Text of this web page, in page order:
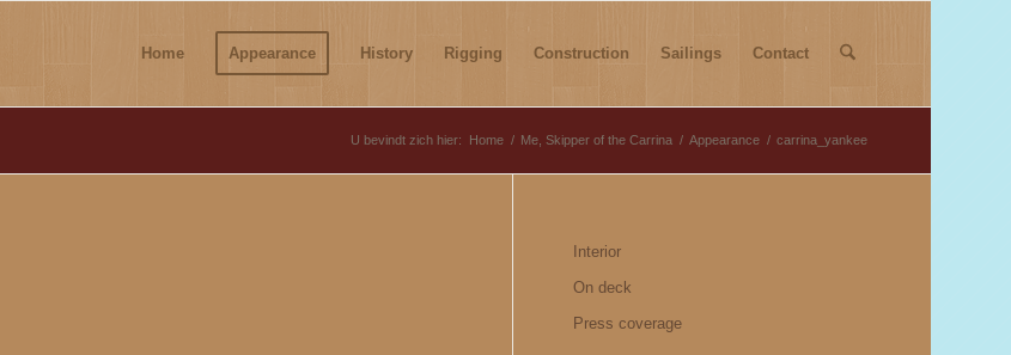
Home Appearance History Rigging Construction Sailings Contact
U bevindt zich hier: Home / Me, Skipper of the Carrina / Appearance / carrina_yankee
Interior
On deck
Press coverage